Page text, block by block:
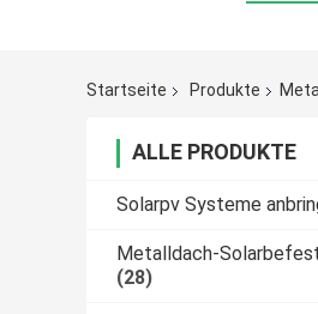
Startseite Produkte
ALLE PRODUKTE
Solarpv Systeme
Metalldach-
(28)